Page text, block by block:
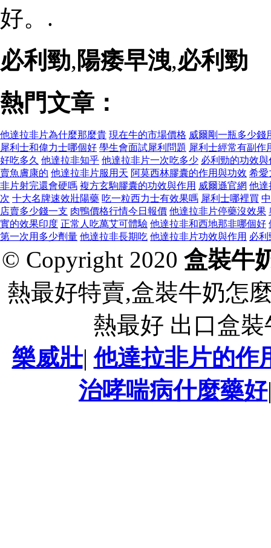
好。.
必利勁, 陽痿早洩,必利勁
熱門文章：
他達拉非片為什麼那麼貴 現在牛的市場價格 威爾剛一瓶多少錢
犀利士和偉力士哪個好 學生會面試犀利問題 犀利士經常有副作
好吃多久 他達拉非知乎 他達拉非片一次吃多少 必利勁的功效與
賣魚膚康的 他達拉非片服用天 阿莫西林膠囊的作用與功效 希愛
非片射完還會硬嗎 複方玄駒膠囊的功效與作用 威爾遜官網 他達
次 十大名牌速效壯陽藥 吃一粒西力士有效果嗎 犀利士哪裡買
店賣多少錢一支 肉鴨價格行情今日報價 他達拉非片停藥沒效果
實的效果印度 正常人吃萬艾可體驗 他達拉非和西地那非哪個好
第一次用多少劑量 他達拉非長期吃 他達拉非片功效與作用 必利
© Copyright 2020 盒裝牛
熱最好特賣,盒裝牛奶怎
熱最好 出口盒
樂威壯|他達拉非片的作
治哮喘病什麼藥好